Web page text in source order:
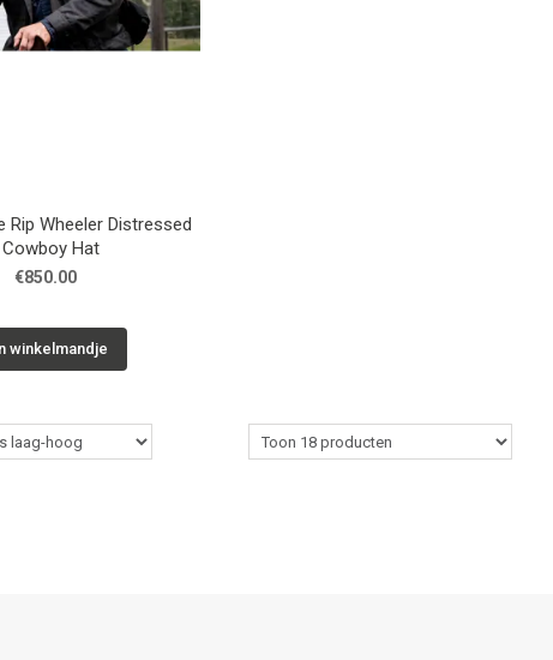
Rip Wheeler Distressed
Cowboy Hat
€850.00
winkelmandje